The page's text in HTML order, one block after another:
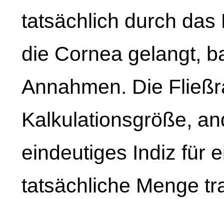
tatsächlich durch das
die Cornea gelangt,
Annahmen. Die
Kalkulationsgröße,
eindeutiges Indiz für
tatsächliche Menge